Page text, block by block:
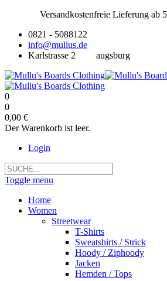
Versandkostenfreie Lieferung ab
0821 - 5088122
info@mullus.de
Karlstrasse 2
augsburg
0
0
0,00 €
Der Warenkorb ist leer.
Login
Toggle menu
Home
Women
Streetwear
T-Shirts
Sweatshirts / Strick
Hoody / Ziphoody
Jacken
Hemden / Tops